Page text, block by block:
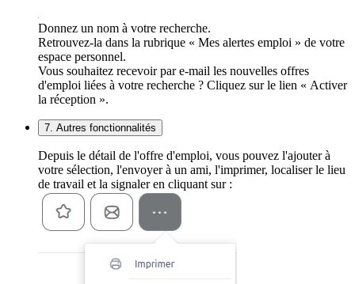
Donnez un nom à votre recherche.
Retrouvez-la dans la rubrique « Mes alertes emploi » de votre
espace personnel.
Vous souhaitez recevoir par e-mail les nouvelles offres
d'emploi liées à votre recherche ? Cliquez sur le lien « Activer
la réception ».
7. Autres fonctionnalités
Depuis le détail de l'offre d'emploi, vous pouvez l'ajouter à
votre sélection, l'envoyer à un ami, l'imprimer, localiser le lieu
de travail et la signaler en cliquant sur :